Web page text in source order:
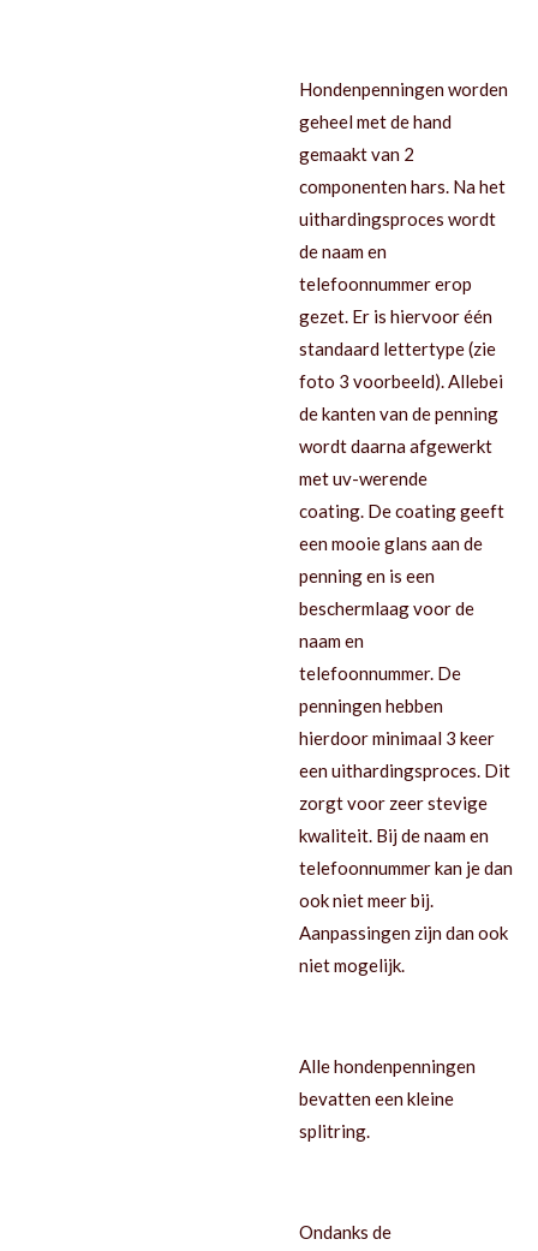
Hondenpenningen worden
geheel met de hand
gemaakt van 2
componenten hars. Na het
uithardingsproces wordt
de naam en
telefoonnummer erop
gezet. Er is hiervoor één
standaard lettertype (zie
foto 3 voorbeeld). Allebei
de kanten van de penning
wordt daarna afgewerkt
met uv-werende
coating. De coating geeft
een mooie glans aan de
penning en is een
beschermlaag voor de
naam en
telefoonnummer. De
penningen hebben
hierdoor minimaal 3 keer
een uithardingsproces. Dit
zorgt voor zeer stevige
kwaliteit. Bij de naam en
telefoonnummer kan je dan
ook niet meer bij.
Aanpassingen zijn dan ook
niet mogelijk.
Alle hondenpenningen
bevatten een kleine
splitring.
Ondanks de